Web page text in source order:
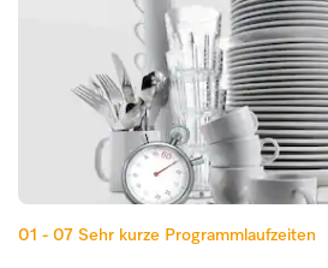
01 - 07 Sehr kurze Programmlaufzeiten